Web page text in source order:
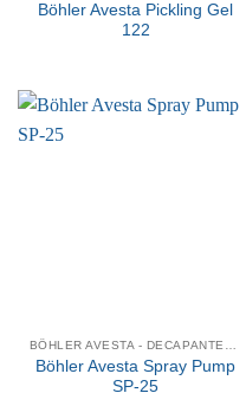
Böhler Avesta Pickling Gel
122
Böhler Avesta Spray Pump
SP-25